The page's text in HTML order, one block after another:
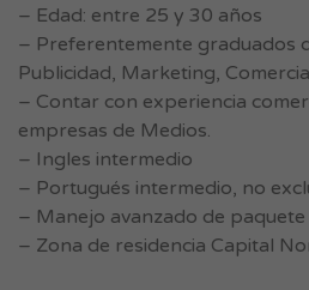
– Edad: entre 25 y 30 años
– Preferentemente graduados
Publicidad, Marketing,
– Contar con experiencia
empresas de Medios.
– Ingles intermedio
– Portugués intermedio, no
– Manejo avanzado de
– Zona de residencia Capital